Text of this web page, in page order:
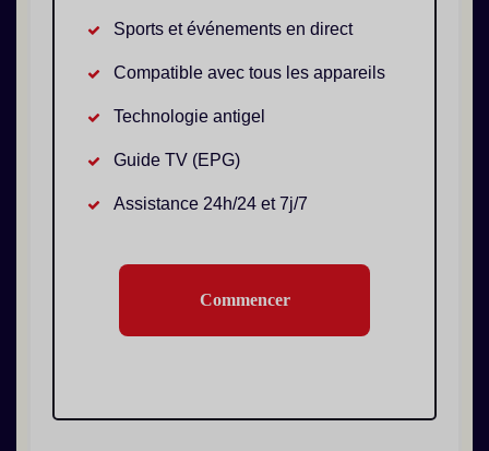
Sports et événements en direct
Compatible avec tous les appareils
Technologie antigel
Guide TV (EPG)
Assistance 24h/24 et 7j/7
Commencer